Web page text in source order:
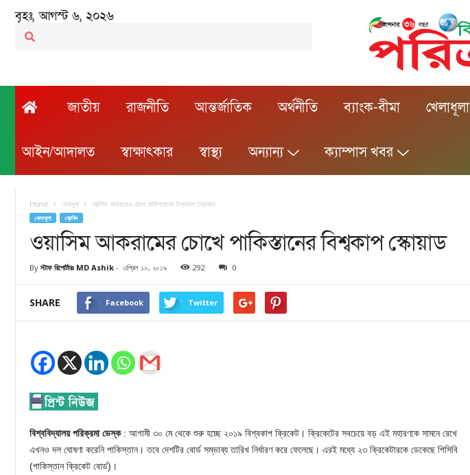
বৃহঃ, আগস্ট ৬, ২০২৬
জাতীয় রাজনীতি আন্তর্জাতিক অর্থনীতি ব্যাংক-বীমা খেলাধূলা
আইন/আদালত স্বাক্ষাৎকার স্বাস্থ্য অন্যান্য ক্যাম্পাস খবর
Home খেলাধূলা ওয়াসিম আকরামের চোখে পাকিস্তানের বিশ্বকাপ স্কোয়াড
খেলাধূলা ব্রেকিং
ওয়াসিম আকরামের চোখে পাকিস্তানের বিশ্বকাপ স্কোয়াড
By স্টাফ রিপোর্টারঃ MD Ashik - এপ্রিল ১০, ২০১৯ 292 0
SHARE Facebook Twitter
বিশ্ববিদ্যালয় পরিক্রমা ডেস্ক: আগামী ৩০ মে থেকে শুরু হচ্ছে ২০১৯ বিশ্বকাপ ক্রিকেট। ক্রিকেটের সবচেয়ে বড় এই মহারণকে সামনে রেখে
এখনও দল ঘোষণা করেনি পাকিস্তান। তবে দেশটির বোর্ড সম্ভাব্য তারিখ নির্ধারণ করে ফেলেছে। এরই মধ্যে ২৩ ক্রিকেটারকে ডেকেছে পিসিবি
(পাকিস্তান ক্রিকেট বোর্ড)।